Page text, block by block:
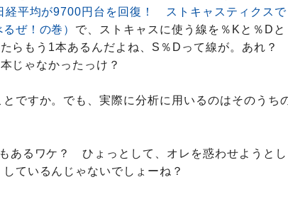
経平均が9700円台を回復！ ストキャスティクスで
ぜ！の巻） で、ストキャスに使う線を％Kと％Dと
らもう1本あるんだよね、S％Dって線が。あれ？
じゃなかったっけ？
ですか。でも、実際に分析に用いるのはそのうち
あるワケ？ ひょっとして、オレを惑わせようとし
ているんじゃないでしょーね？